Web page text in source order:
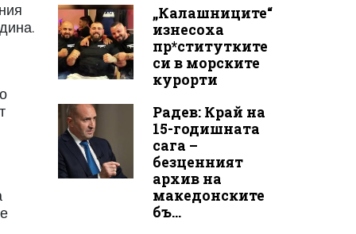
„Калашниците“
изнесоха
пр*ститутките
си в морските
курорти
Радев: Край на
15-годишната
сага –
безценният
архив на
македонските
бъ...